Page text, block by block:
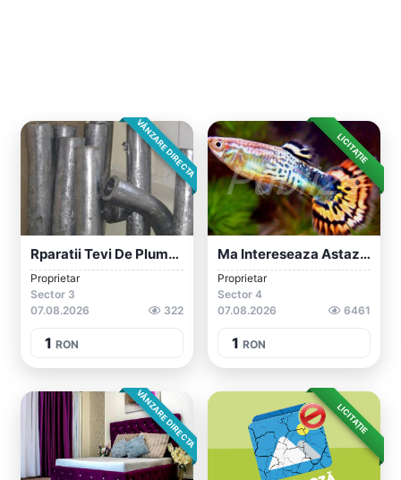
VÂNZARE DIRECTA
Rparatii Tevi De Plumb - Instalatii Tehn...
Proprietar
Sector 3
07.08.2026
322
1 RON
LICITAȚIE
Ma Intereseaza Astazi Donatii Cu Pesti D...
Proprietar
Sector 4
07.08.2026
6461
1 RON
VÂNZARE DIRECTA LICITAȚIE